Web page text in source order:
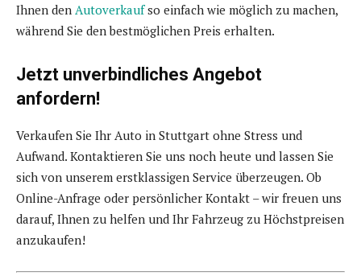
Ihnen den Autoverkaufso einfach wie möglich zu machen,
während Sie den bestmöglichen Preis erhalten.
Jetzt unverbindliches Angebot
anfordern!
Verkaufen Sie Ihr Auto in Stuttgart ohne Stress und
Aufwand. Kontaktieren Sie uns noch heute und lassen Sie
sich von unserem erstklassigen Service überzeugen. Ob
Online-Anfrage oder persönlicher Kontakt – wir freuen uns
darauf, Ihnen zu helfen und Ihr Fahrzeug zu Höchstpreisen
anzukaufen!